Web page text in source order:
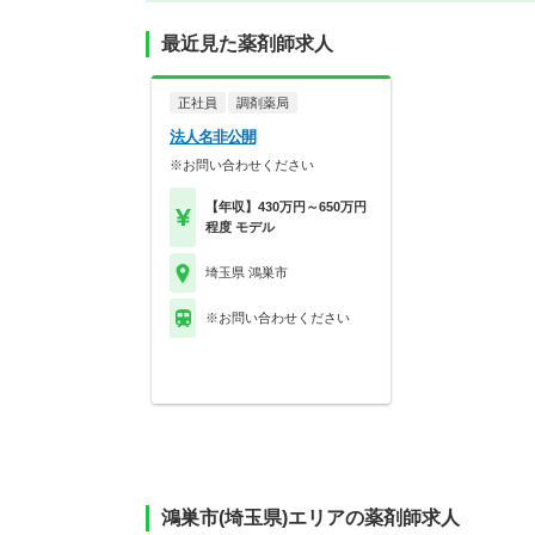
最近見た薬剤師求人
正社員 調剤薬局
法人名非公開
※お問い合わせください
【年収】430万円～650万円
程度 モデル
埼玉県 鴻巣市
※お問い合わせください
鴻巣市(埼玉県)エリアの薬剤師求人